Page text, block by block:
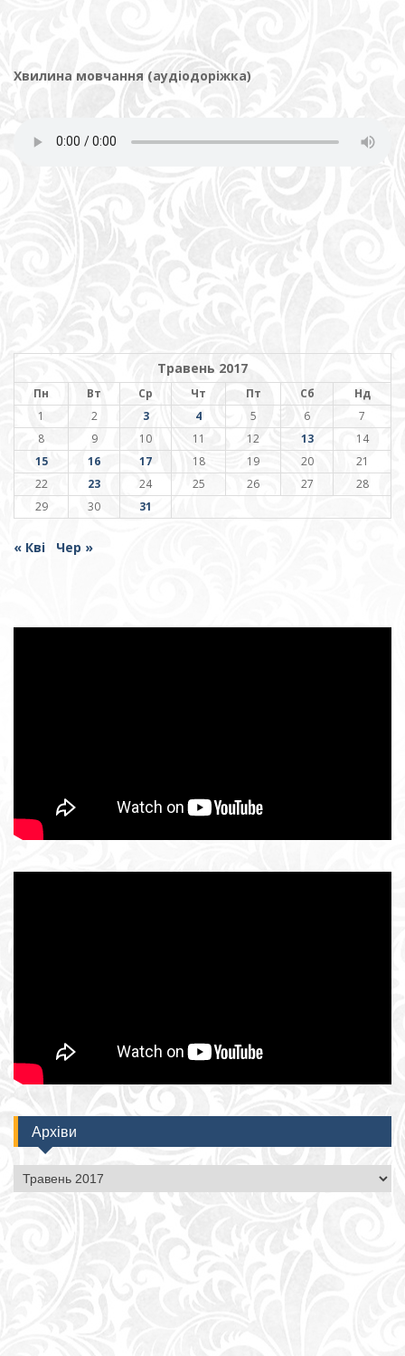
Хвилина мовчання (аудіодоріжка)
Травень 2017
Пн Вт Ср Чт Пт Сб
Нд
1
2 3 4 5 6
7
8
9 10 11 12 13
14
15
16 17 18 19 20
21
22
23 24 25 26 27
28
29
30 31
« Кві Чер »
Архіви
Архіви